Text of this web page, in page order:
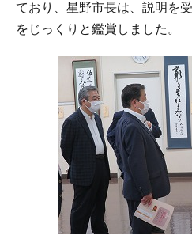
ており、星野市長は、説明を
をじっくりと鑑賞しました。